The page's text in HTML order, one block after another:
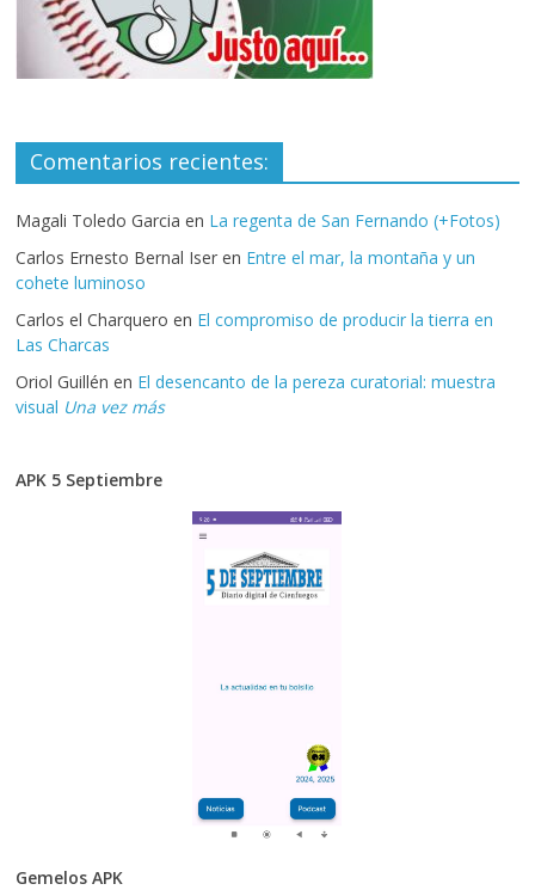
Comentarios recientes:
Magali Toledo Garcia en La regenta de San Fernando (+Fotos)
Carlos Ernesto Bernal Iser en Entre el mar, la montaña y un
cohete luminoso
Carlos el Charquero en El compromiso de producir la tierra en
Las Charcas
Oriol Guillén en El desencanto de la pereza curatorial: muestra
visual Una vez más
APK 5 Septiembre
Gemelos APK